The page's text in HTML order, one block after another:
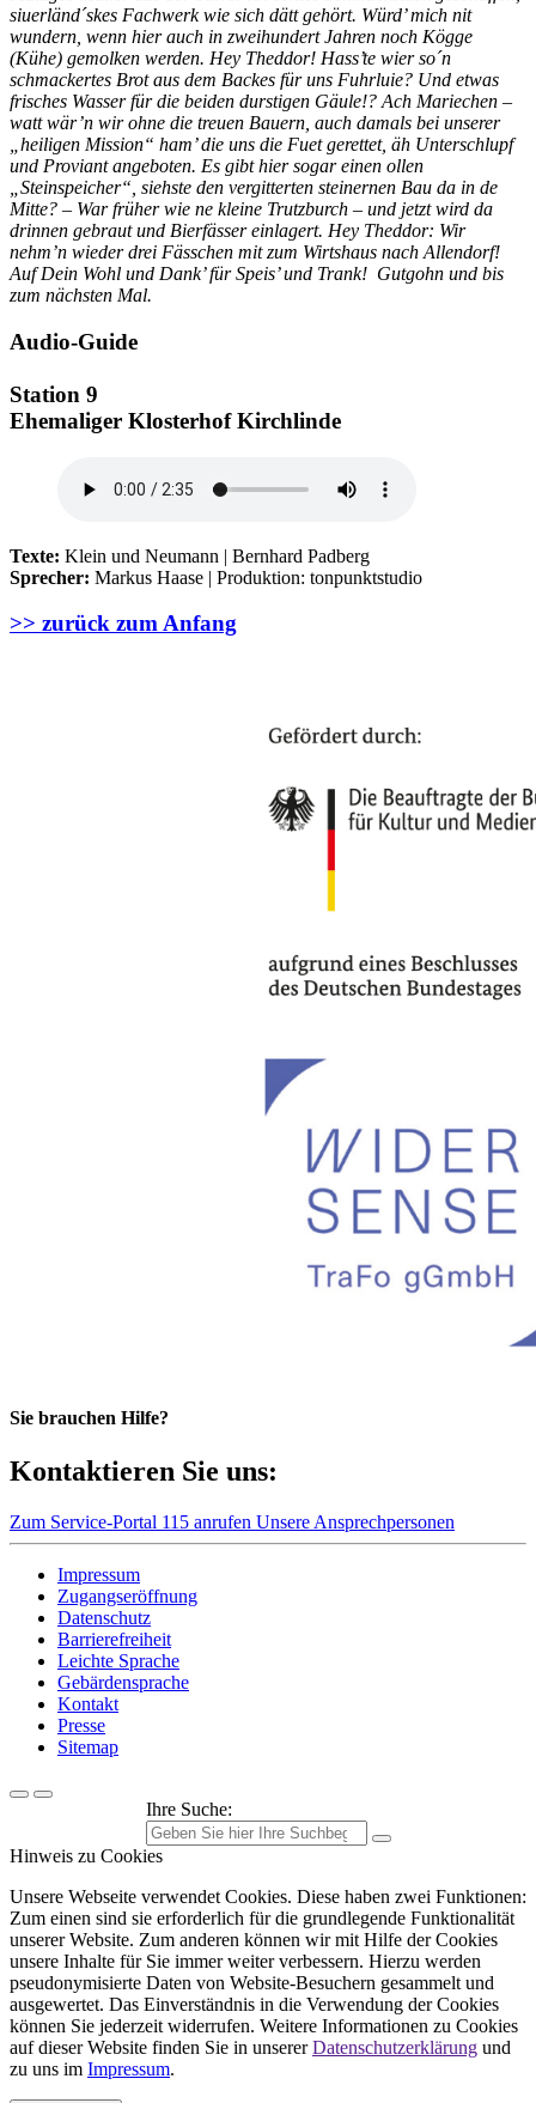
siuerländ´skes Fachwerk wie sich dätt gehört. Würd’ mich nit
wundern, wenn hier auch in zweihundert Jahren noch Kögge
(Kühe) gemolken werden. Hey Theddor! Hass’te wier so´n
schmackertes Brot aus dem Backes für uns Fuhrluie? Und etwas
frisches Wasser für die beiden durstigen Gäule!? Ach Mariechen –
watt wär’n wir ohne die treuen Bauern, auch damals bei unserer
„heiligen Mission“ ham’ die uns die Fuet gerettet, äh Unterschlupf
und Proviant angeboten. Es gibt hier sogar einen ollen
„Steinspeicher“, siehste den vergitterten steinernen Bau da in de
Mitte? – War früher wie ne kleine Trutzburch – und jetzt wird da
drinnen gebraut und Bierfässer einlagert. Hey Theddor: Wir
nehm’n wieder drei Fässchen mit zum Wirtshaus nach Allendorf!
Auf Dein Wohl und Dank’ für Speis’ und Trank! Gutgohn und bis
zum nächsten Mal.
Audio-Guide
Station 9
Ehemaliger Klosterhof Kirchlinde
Texte: Klein und Neumann | Bernhard Padberg
Sprecher: Markus Haase | Produktion: tonpunktstudio
>> zurück zum Anfang
Sie brauchen Hilfe?
Kontaktieren Sie uns:
Zum Service-Portal 115 anrufen Unsere Ansprechpersonen
Impressum
Zugangseröffnung
Datenschutz
Barrierefreiheit
Leichte Sprache
Gebärdensprache
Kontakt
Presse
Sitemap
Ihre Suche:
Hinweis zu Cookies
Unsere Webseite verwendet Cookies. Diese haben zwei Funktionen:
Zum einen sind sie erforderlich für die grundlegende Funktionalität
unserer Website. Zum anderen können wir mit Hilfe der Cookies
unsere Inhalte für Sie immer weiter verbessern. Hierzu werden
pseudonymisierte Daten von Website-Besuchern gesammelt und
ausgewertet. Das Einverständnis in die Verwendung der Cookies
können Sie jederzeit widerrufen. Weitere Informationen zu Cookies
auf dieser Website finden Sie in unsererDatenschutzerklärung und
zu uns im Impressum.